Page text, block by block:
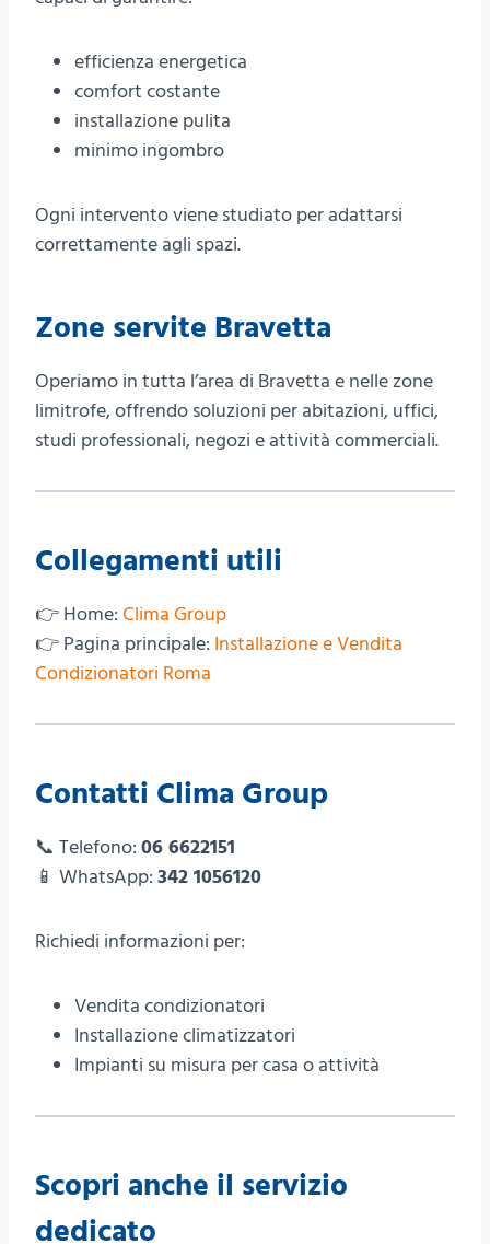
efficienza energetica
comfort costante
installazione pulita
minimo ingombro
Ogni intervento viene studiato per adattarsi
correttamente agli spazi.
Zone servite Bravetta
Operiamo in tutta l’area di Bravetta e nelle zone
limitrofe, offrendo soluzioni per abitazioni, uffici,
studi professionali, negozi e attività commerciali.
Collegamenti utili
👉 Home: Clima Group
👉 Pagina principale: Installazione e Vendita
Condizionatori Roma
Contatti Clima Group
📞 Telefono: 06 6622151
📱 WhatsApp: 342 1056120
Richiedi informazioni per:
Vendita condizionatori
Installazione climatizzatori
Impianti su misura per casa o attività
Scopri anche il servizio
dedicato